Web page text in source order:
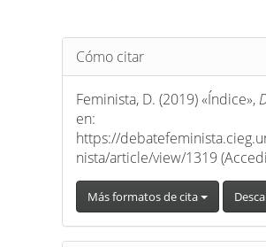
Detalles
del
artículo
Cómo citar
Feminista, D. (2019) «Índice»,
en:
https://
nista/article/view/1319
Más formatos de cita